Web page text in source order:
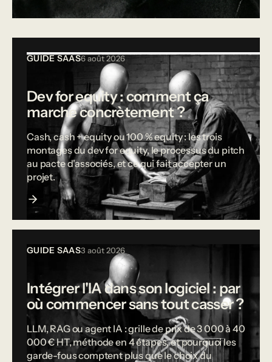
GUIDE SAAS6 août 2026
Dev for equity : comment ça
marche concrètement ?
Cash, cash + equity ou 100 % equity : les trois
montages du dev for equity, le processus du pitch
au pacte d'associés, et ce qui fait accepter un
projet.
GUIDE SAAS3 août 2026
Intégrer l'IA dans son logiciel : par
où commencer sans tout casser ?
LLM, RAG ou agent IA : grille de prix de 3 000 à 40
000 € HT, méthode en 4 étapes, et pourquoi les
garde-fous comptent plus que le choix du